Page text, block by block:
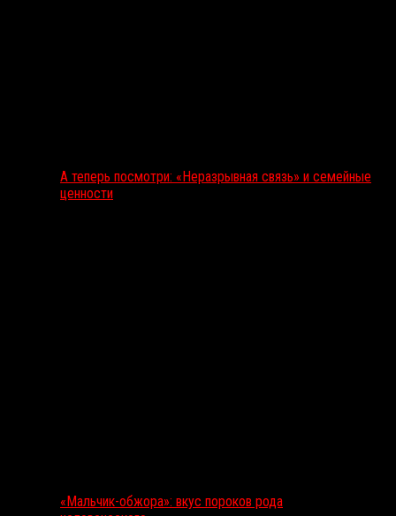
А теперь посмотри: «Неразрывная связь» и семейные
ценности
«Мальчик-обжора»: вкус пороков рода